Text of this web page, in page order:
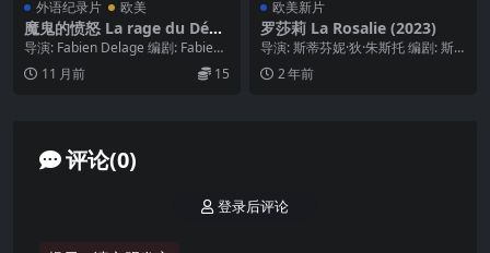
外语纪录片 欧美
魔鬼的愤怒 La rage du Dém
on (2017)
导演: Fabien Delage 编剧: Fabien
Delage 主演: ...
11 月前 15
欧美新片
罗莎莉 La Rosalie (2023)
导演: 斯蒂芬妮·狄·朱斯托 编剧: 斯
蒂芬妮·狄·朱斯托 / Alexandr...
2 年前
评论(0)
登录后评论